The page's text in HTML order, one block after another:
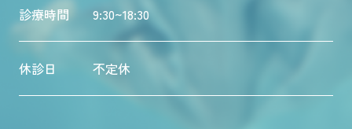
診療時間 9:30~18:30
休診日 不定休